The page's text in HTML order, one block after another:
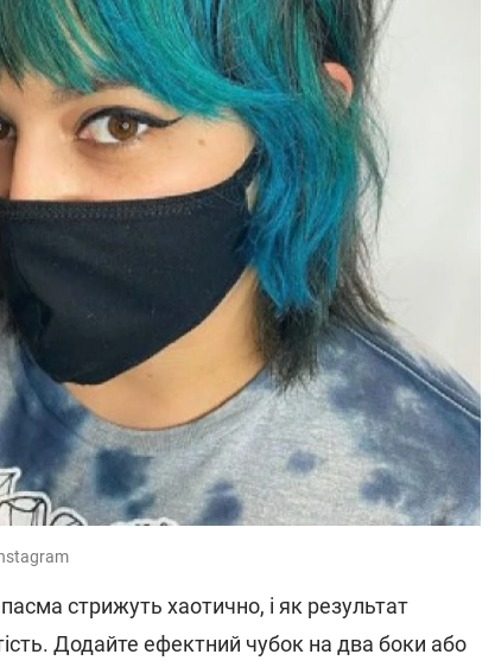
стрижуть хаотично, і як результат
Додайте ефектний чубок на два боки або